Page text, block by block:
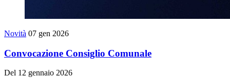
Novità 07 gen 2026
Convocazione Consiglio Comunale
Del 12 gennaio 2026